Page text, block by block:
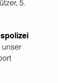
5.
unser